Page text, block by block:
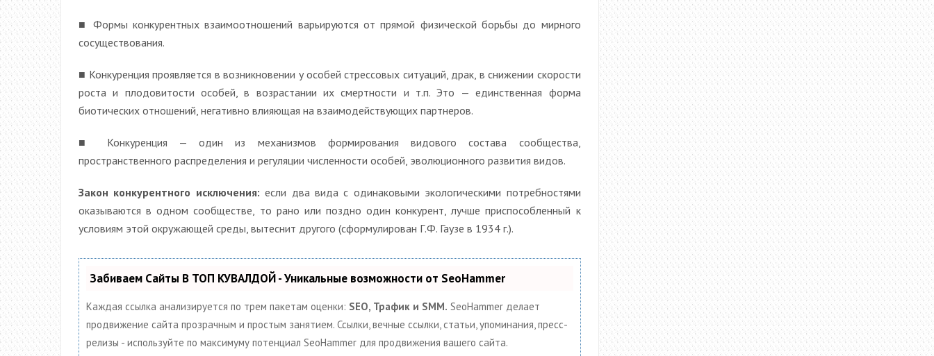
■ Формы конкурентных взаимоотношений варьируются от прямой физической борьбы до мирного
сосуществования.
■ Конкуренция проявляется в возникновении у особей стрессовых ситуаций, драк, в снижении скорости
роста и плодовитости особей, в возрастании их смертности и т.п. Это — единственная форма
биотических отношений, негативно влияющая на взаимодействующих партнеров.
■ Конкуренция — один из механизмов формирования видового состава сообщества,
пространственного распределения и регуляции численности особей, эволюционного развития видов.
Закон конкурентного исключения: если два вида с одинаковыми экологическими потребностями
оказываются в одном сообществе, то рано или поздно один конкурент, лучше приспособленный к
условиям этой окружающей среды, вытеснит другого (сформулирован Г.Ф. Гаузе в 1934 г.).
Забиваем Сайты В ТОП КУВАЛДОЙ - Уникальные возможности от SeoHammer
Каждая ссылка анализируется по трем пакетам оценки: SEO, Трафик и SMM. SeoHammer делает
продвижение сайта прозрачным и простым занятием. Ссылки, вечные ссылки, статьи, упоминания, пресс-
релизы - используйте по максимуму потенциал SeoHammer для продвижения вашего сайта.